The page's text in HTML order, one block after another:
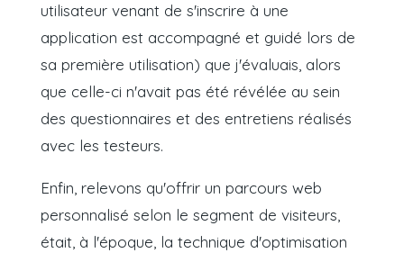
utilisateur venant de s'inscrire à une
application est accompagné et guidé lors de
sa première utilisation) que j'évaluais, alors
que celle-ci n'avait pas été révélée au sein
des questionnaires et des entretiens réalisés
avec les testeurs.
Enfin, relevons qu'offrir un parcours web
personnalisé selon le segment de visiteurs,
était, à l'époque, la technique d'optimisation